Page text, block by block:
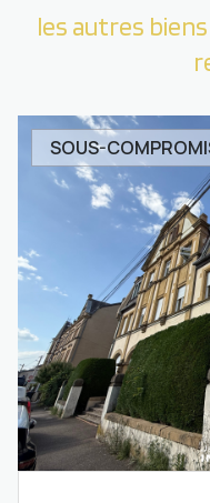
les autres
SOUS-